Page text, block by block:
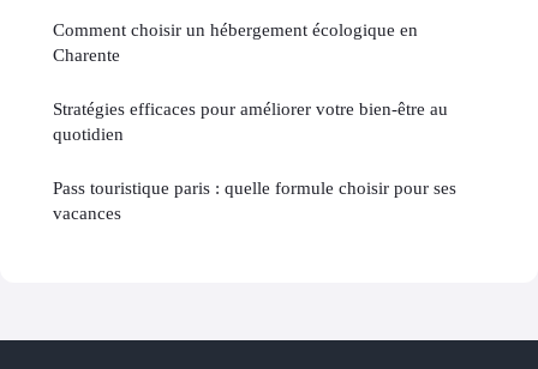
Comment choisir un hébergement écologique en
Charente
Stratégies efficaces pour améliorer votre bien-être au
quotidien
Pass touristique paris : quelle formule choisir pour ses
vacances